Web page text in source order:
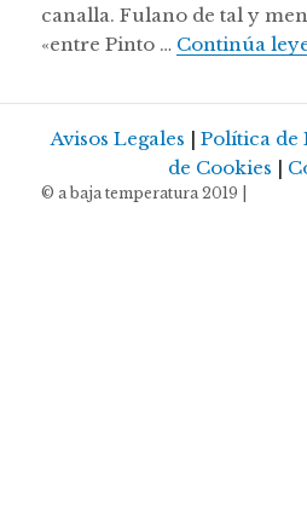
canalla. Fulano de tal y
«entre Pinto … Continúa
Avisos Legales | Política de
de Cookies |
© a baja temperatura 2019 |